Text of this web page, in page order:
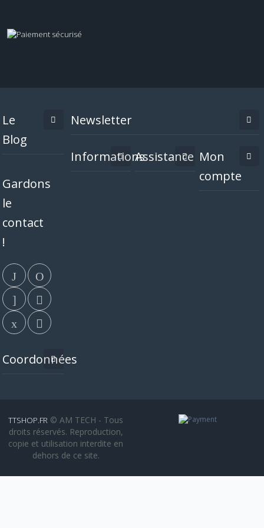
Le
Blog
Gardons
le
contact
!
Coordonnées
Newsletter
InformationsAssistance Mon
compte
TTSHOP.FR © AM TECH - Tous
droits réservés. Reproduction,
copie et utilisation interdite en
dehors de ce site.